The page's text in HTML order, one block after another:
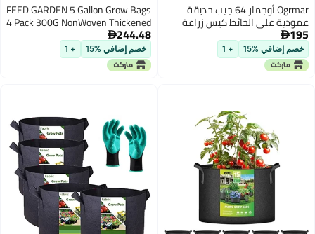
FEED GARDEN 5 Gallon Grow Bags
4 Pack 300G NonWoven Thickened
Fabric Plant Pots with Reinforced
Handles Breathable Drainage
Planters for Vegetables Flowers
Herbs Indoor Outdoor
244.48
خصم إضافي %15